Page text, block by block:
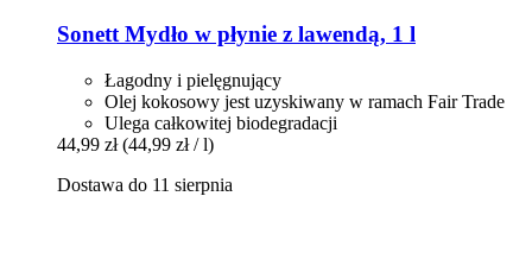
SonettMydło w płynie z lawendą, 1 l
Łagodny i pielęgnujący
Olej kokosowy jest uzyskiwany w ramach Fair Trade
Ulega całkowitej biodegradacji
44,99 zł (44,99 zł / l)
Dostawa do 11 sierpnia